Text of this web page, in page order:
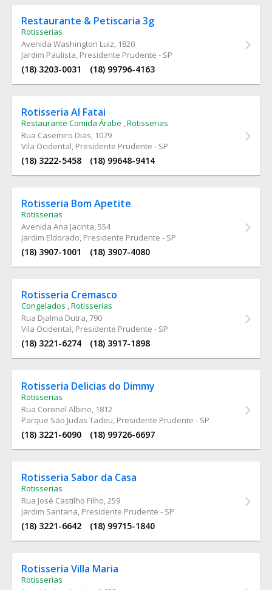
Restaurante & Petiscaria 3g
Rotisserias
Avenida Washington Luiz, 1820
Jardim Paulista, Presidente Prudente - SP
(18) 3203-0031 (18) 99796-4163
Rotisseria Al Fatai
Restaurante Comida Árabe ,Rotisserias
Rua Casemiro Dias, 1079
Vila Ocidental, Presidente Prudente - SP
(18) 3222-5458 (18) 99648-9414
Rotisseria Bom Apetite
Rotisserias
Avenida Ana Jacinta, 554
Jardim Eldorado, Presidente Prudente - SP
(18) 3907-1001 (18) 3907-4080
Rotisseria Cremasco
Congelados ,Rotisserias
Rua Djalma Dutra, 790
Vila Ocidental, Presidente Prudente - SP
(18) 3221-6274 (18) 3917-1898
Rotisseria Delicias do Dimmy
Rotisserias
Rua Coronel Albino, 1812
Parque São Judas Tadeu, Presidente Prudente - SP
(18) 3221-6090 (18) 99726-6697
Rotisseria Sabor da Casa
Rotisserias
Rua José Castilho Filho, 259
Jardim Santana, Presidente Prudente - SP
(18) 3221-6642 (18) 99715-1840
Rotisseria Villa Maria
Rotisserias